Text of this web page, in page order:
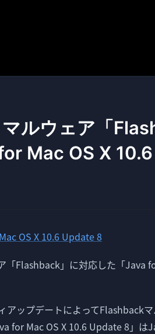
ルウェア「
Mac OS X
「Flashback」に対応した「Java
アップデートによってFlashback
for Mac OS X 10.6 Update 8」は